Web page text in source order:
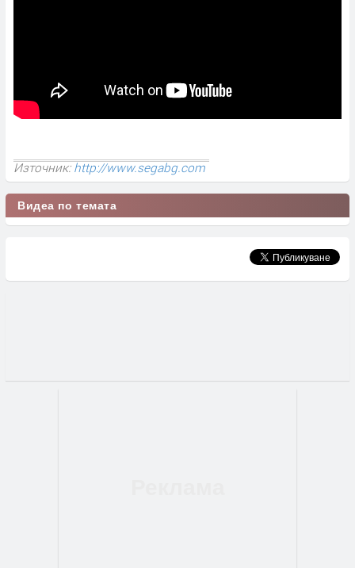
Източник:http://www.segabg.com
Видеа по темата